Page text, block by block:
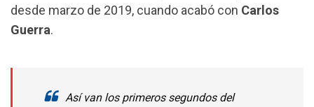
desde marzo de 2019, cuando acabó con Carlos
Guerra.
Así van los primeros segundos del